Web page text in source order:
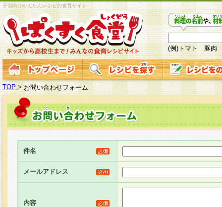
子供向けかんたんレシピの食育サイト
(例)トマト 豚肉
TOP > お問い合わせフォーム
件名
メールアドレス
内容